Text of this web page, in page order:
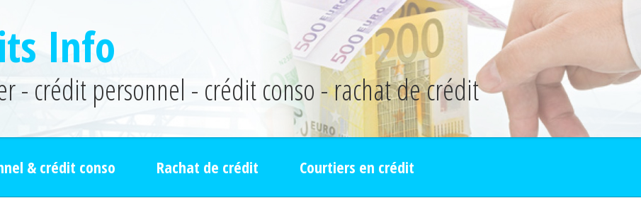
Info
- crédit personnel - crédit conso - rachat de crédit
& crédit conso Rachat de crédit Courtiers en crédit